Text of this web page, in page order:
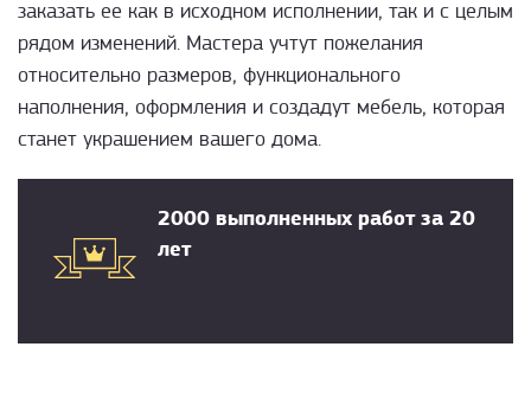
заказать ее как в исходном исполнении, так и с целым
рядом изменений. Мастера учтут пожелания
относительно размеров, функционального
наполнения, оформления и создадут мебель, которая
станет украшением вашего дома.
2000 выполненных работ за 20
лет